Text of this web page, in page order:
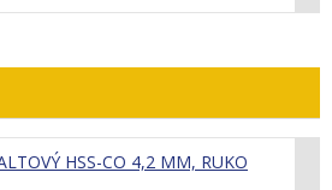
HSS-CO 4,2 MM, RUKO